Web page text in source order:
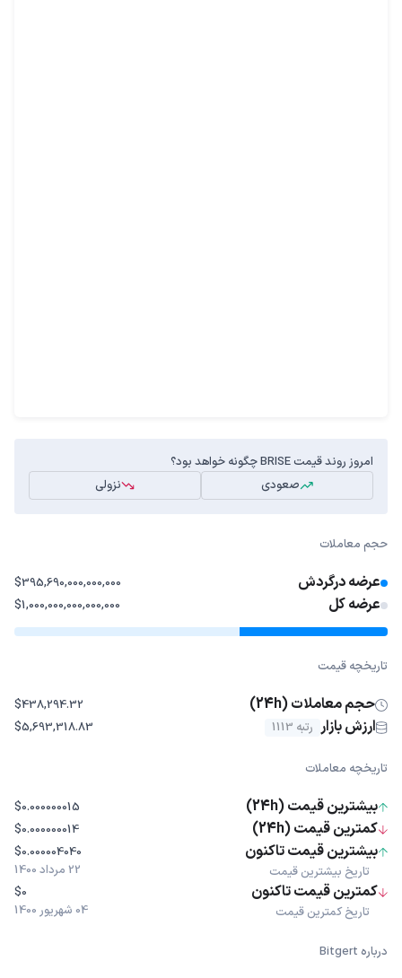
امروز روند قیمت BRISE چگونه خواهد بود؟
صعودی
نزولی
حجم معاملات
عرضه درگردش $395,690,000,000,000
عرضه کل $1,000,000,000,000,000
تاریخچه قیمت
حجم معاملات (24h) $438,294.32
ارزش بازار رتبه 1113 $5,693,318.83
تاریخچه معاملات
بیشترین قیمت (24h) $0.000000015
کمترین قیمت (24h) $0.000000014
بیشترین قیمت تاکنون
تاریخ بیشترین قیمت
$0.000004040
22 مرداد 1400
کمترین قیمت تاکنون
تاریخ کمترین قیمت
$0
04 شهریور 1400
درباره Bitgert